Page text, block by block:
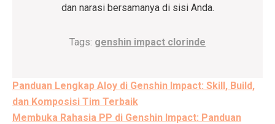
dan narasi bersamanya di sisi Anda.
Tags: genshin impact clorinde
Post
navigation
Panduan Lengkap Aloy di Genshin Impact: Skill, Build,
dan Komposisi Tim Terbaik
Membuka Rahasia PP di Genshin Impact: Panduan